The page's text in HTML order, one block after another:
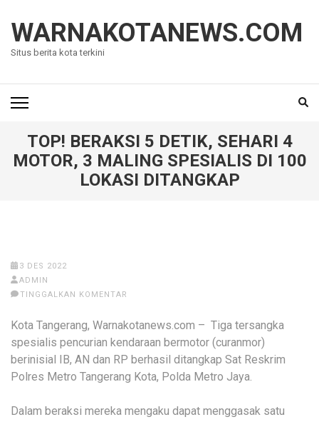
konten
(Tekan
WARNAKOTANEWS.COM
Situs berita kota terkini
TOP! BERAKSI 5 DETIK, SEHARI 4
MOTOR, 3 MALING SPESIALIS DI 100
LOKASI DITANGKAP
3 DES 2022
ADMIN
TINGGALKAN KOMENTAR
Kota Tangerang, Warnakotanews.com – Tiga tersangka
spesialis pencurian kendaraan bermotor (curanmor)
berinisial IB, AN dan RP berhasil ditangkap Sat Reskrim
Polres Metro Tangerang Kota, Polda Metro Jaya.
Dalam beraksi mereka mengaku dapat menggasak satu